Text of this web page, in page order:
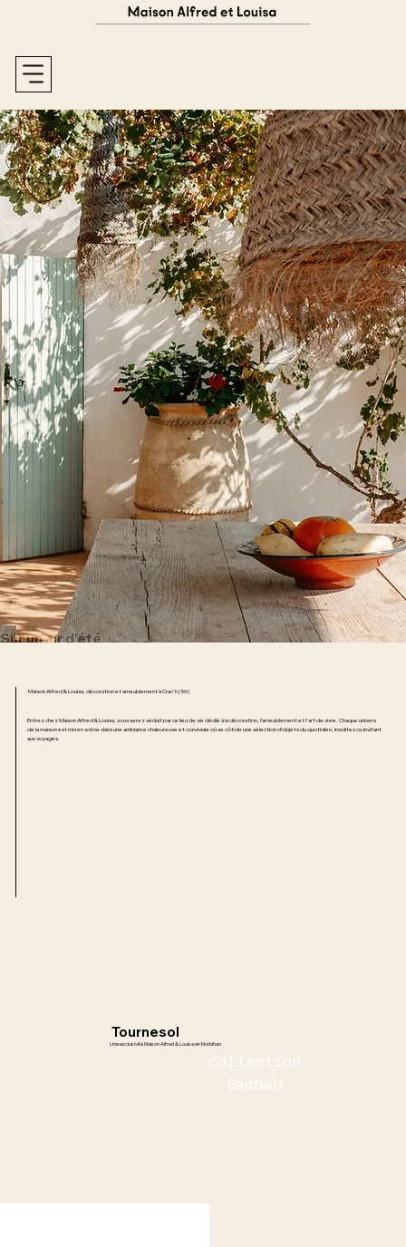
Sur un air d'été
Maison Alfred & Louisa, décoration et ameublement à Crac'h (56)
Entrez chez Maison Alfred & Louisa, vous serez séduit par ce lieu de vie dédié à la décoration, l’ameublement et l'art de vivre. Chaque univers
de la maison est mis en scène dans une ambiance chaleureuse et conviviale où se côtoie une sélection d’objets du quotidien, insolites ou invitant
aux voyages.
Tournesol
Une exclusivité Maison Alfred & Louisa en Morbihan
collection
Baobab